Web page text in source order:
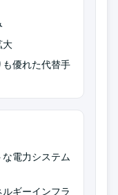
大
優れた代替手
電力システム
ギーインフラ